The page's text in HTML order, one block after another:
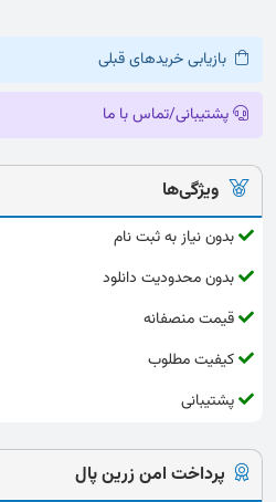
بازیابی خریدهای قبلی
پشتیبانی/تماس با ما
ویژگی‌ها
بدون نیاز به ثبت نام
بدون محدودیت دانلود
قیمت منصفانه
کیفیت مطلوب
پشتیبانی
پرداخت امن زرین پال